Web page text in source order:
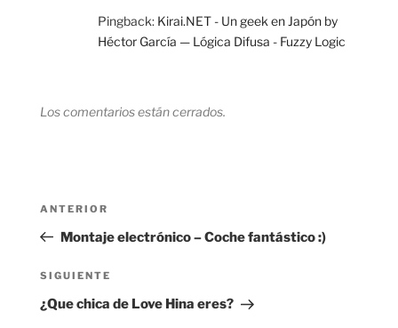
Pingback: Kirai.NET - Un geek en Japón by
Héctor García — Lógica Difusa - Fuzzy Logic
Los comentarios están cerrados.
entradas
Entrada
anterior:
ANTERIOR
Montaje electrónico – Coche fantástico :)
Siguiente
entrada
SIGUIENTE
¿Que chica de Love Hina eres?